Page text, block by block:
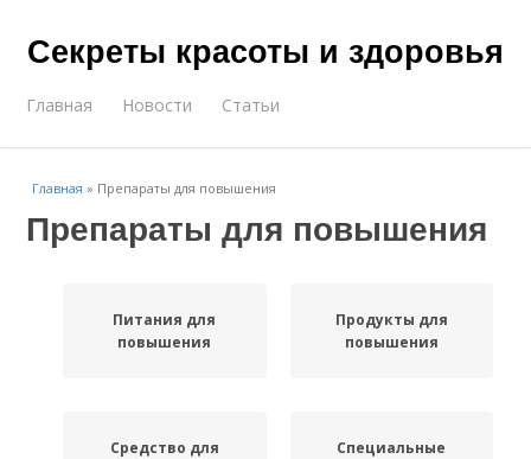
Секреты красоты и здоровья
Главная Новости Статьи
Главная » Препараты для повышения
Препараты для повышения
Питания для
повышения
Продукты для
повышения
Средство для
Специальные